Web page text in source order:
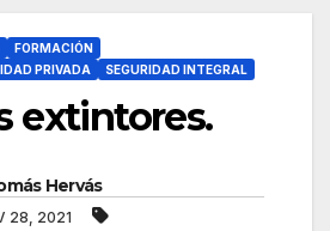
FORMACIÓN
PRIVADA
SEGURIDAD INTEGRAL
extintores.
Hervás
28, 2021